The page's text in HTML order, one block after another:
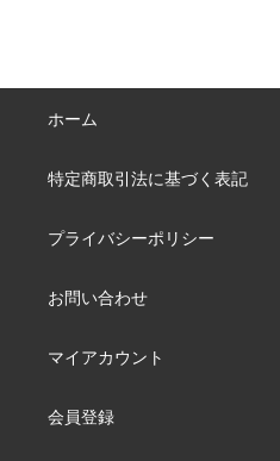
ホーム
特定商取引法に基づく表記
プライバシーポリシー
お問い合わせ
マイアカウント
会員登録